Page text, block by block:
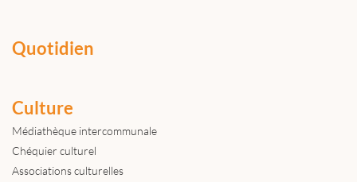
Quotidien
Culture
Médiathèque intercommunale
Chéquier culturel
Associations culturelles